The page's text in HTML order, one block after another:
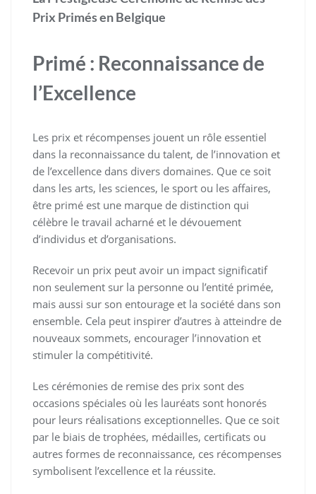
Prix Primés en Belgique
Primé : Reconnaissance de
l’Excellence
Les prix et récompenses jouent un rôle essentiel
dans la reconnaissance du talent, de l’innovation et
de l’excellence dans divers domaines. Que ce soit
dans les arts, les sciences, le sport ou les affaires,
être primé est une marque de distinction qui
célèbre le travail acharné et le dévouement
d’individus et d’organisations.
Recevoir un prix peut avoir un impact significatif
non seulement sur la personne ou l’entité primée,
mais aussi sur son entourage et la société dans son
ensemble. Cela peut inspirer d’autres à atteindre de
nouveaux sommets, encourager l’innovation et
stimuler la compétitivité.
Les cérémonies de remise des prix sont des
occasions spéciales où les lauréats sont honorés
pour leurs réalisations exceptionnelles. Que ce soit
par le biais de trophées, médailles, certificats ou
autres formes de reconnaissance, ces récompenses
symbolisent l’excellence et la réussite.